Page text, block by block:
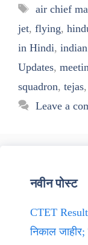
Tags
air chief
jet, flying,
in Hindi,
Updates,
squadron, tejas,
Leave a
नवीन पोस्ट
CTET Result
निकाल